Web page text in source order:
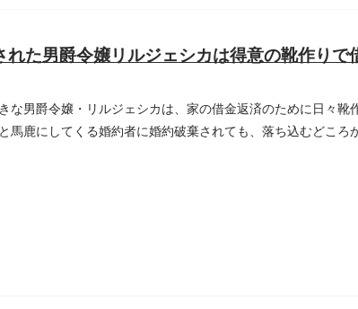
れた男爵令嬢リルジェシカは得意の靴作りで
な男爵令嬢・リルジェシカは、家の借金返済のために日々靴
馬鹿にしてくる婚約者に婚約破棄されても、落ち込むどこ